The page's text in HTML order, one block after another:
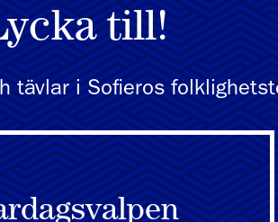
till!
tävlar i Sofieros